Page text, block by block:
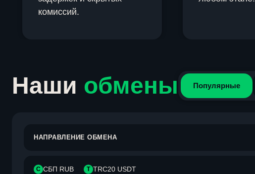
комиссий.
Наши обмены Популярные
НАПРАВЛЕНИЕ ОБМЕНА
С СБП RUB T TRC20 USDT